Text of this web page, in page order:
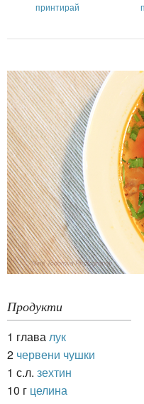
принтирай
Продукти
1 глава лук
2 червени чушки
1 с.л. зехтин
10 г целина